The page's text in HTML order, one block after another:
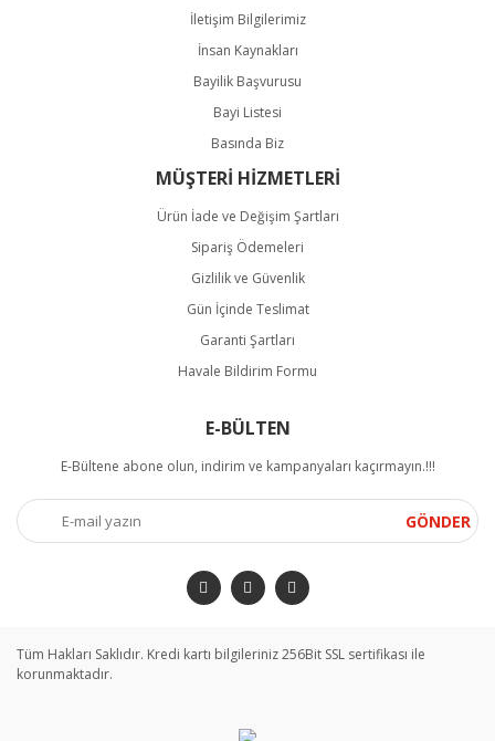
İletişim Bilgilerimiz
İnsan Kaynakları
Bayilik Başvurusu
Bayi Listesi
Basında Biz
MÜŞTERİ HİZMETLERİ
Ürün İade ve Değişim Şartları
Sipariş Ödemeleri
Gizlilik ve Güvenlik
Gün İçinde Teslimat
Garanti Şartları
Havale Bildirim Formu
E-BÜLTEN
E-Bültene abone olun, indirim ve kampanyaları kaçırmayın.!!!
GÖNDER
Tüm Hakları Saklıdır. Kredi kartı bilgileriniz 256Bit SSL sertifikası ile
korunmaktadır.